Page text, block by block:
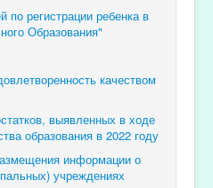
по регистрации ребенка в
Образования"
качеством
выявленных в ходе
образования в 2022 году
информации о
учреждениях